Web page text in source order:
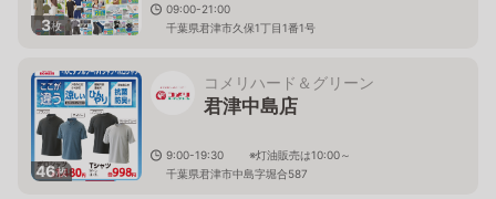
3枚
09:00-21:00
千葉県君津市久保1丁目1番1号
46枚
コメリハード＆グリーン
君津中島店
9:00-19:30 ※灯油販売は10:00～
千葉県君津市中島字堀合587